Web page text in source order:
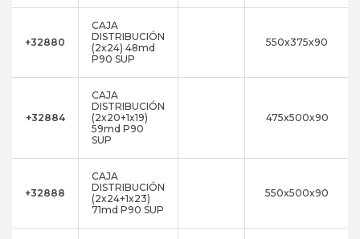
+32880
CAJA
DISTRIBUCIÓN
(2x24) 48md
P90 SUP
550x375x90
+32884
CAJA
DISTRIBUCIÓN
(2x20+1x19)
59md P90
SUP
475x500x90
+32888
CAJA
DISTRIBUCIÓN
(2x24+1x23)
71md P90 SUP
550x500x90